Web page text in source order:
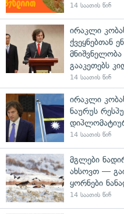
14 საათის წინ
ირაკლი
ქვეყნებთან
გააკეთებს
14 საათის წინ
ირაკლი
ნაურუს
14 საათის წინ
მგლები
ახსოვთ —
ყორნები
14 საათის წინ